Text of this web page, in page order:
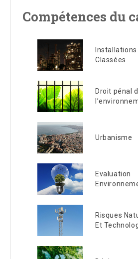
Compétences du
Installations
Classées
Droit pénal
Urbanisme
Evaluation
Risques
Et